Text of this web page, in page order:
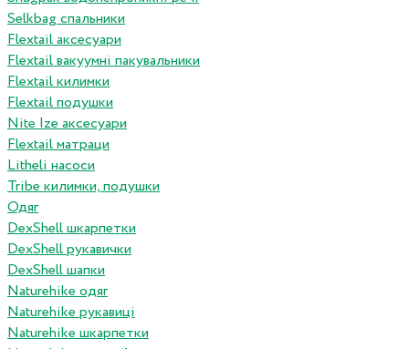
Selkbag спальники
Flextail аксесуари
Flextail вакуумні пакувальники
Flextail килимки
Flextail подушки
Nite Ize аксесуари
Flextail матраци
Litheli насоси
Tribe килимки, подушки
Одяг
DexShell шкарпетки
DexShell рукавички
DexShell шапки
Naturehike одяг
Naturehike рукавиці
Naturehike шкарпетки